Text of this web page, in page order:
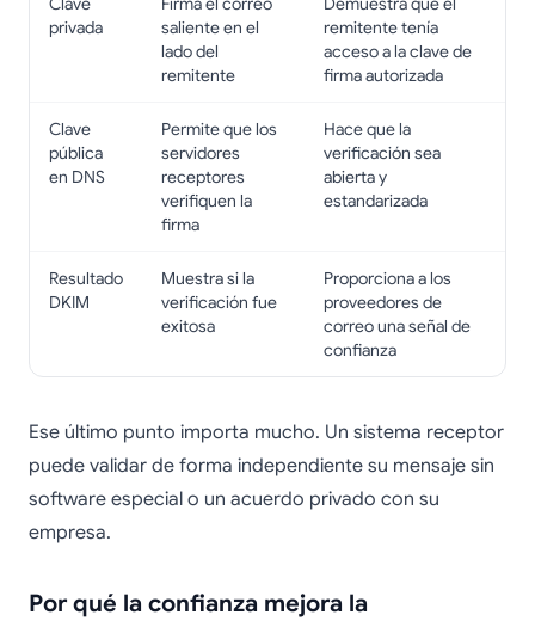
privada
saliente en el
lado del
remitente
remitente tenía
acceso a la clave de
firma autorizada
Clave
pública
en DNS
Permite que los
servidores
receptores
verifiquen la
firma
Hace que la
verificación sea
abierta y
estandarizada
Resultado
DKIM
Muestra si la
verificación fue
exitosa
Proporciona a los
proveedores de
correo una señal de
confianza
Ese último punto importa mucho. Un sistema receptor
puede validar de forma independiente su mensaje sin
software especial o un acuerdo privado con su
empresa.
Por qué la confianza mejora la